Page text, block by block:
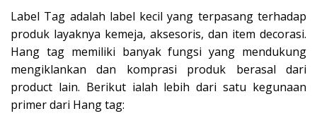
Label Tag adalah label kecil yang terpasang terhadap
produk layaknya kemeja, aksesoris, dan item decorasi.
Hang tag memiliki banyak fungsi yang mendukung
mengiklankan dan komprasi produk berasal dari
product lain. Berikut ialah lebih dari satu kegunaan
primer dari Hang tag: